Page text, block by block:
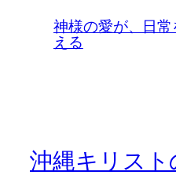
神様の愛が、日
える
沖縄キリスト